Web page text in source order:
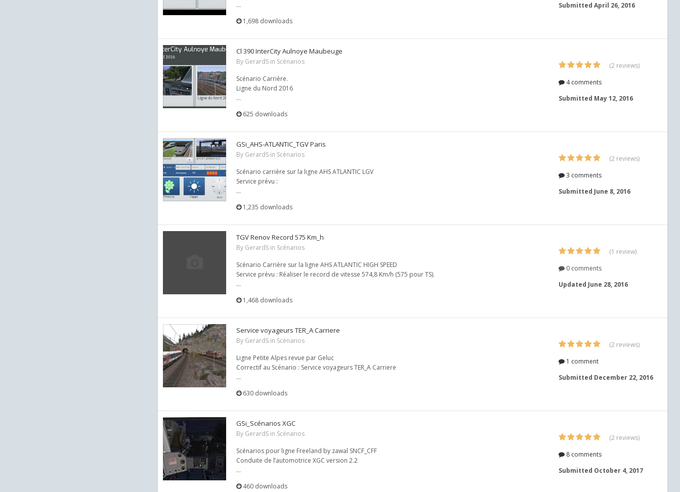
...
1,698 downloads
Submitted April 26, 2016
Cl 390 InterCity Aulnoye Maubeuge
By GerardS in Scénarios
Scénario Carrière.
Ligne du Nord 2016
...
625 downloads
(2 reviews)
4 comments
Submitted May 12, 2016
GSi_AHS-ATLANTIC_TGV Paris
By GerardS in Scénarios
Scénario carrière sur la ligne AHS ATLANTIC LGV
Service prévu :
...
1,235 downloads
(2 reviews)
3 comments
Submitted June 8, 2016
TGV Renov Record 575 Km_h
By GerardS in Scénarios
Scénario Carrière sur la ligne AHS ATLANTIC HIGH SPEED
Service prévu : Réaliser le record de vitesse 574,8 Km/h (575 pour TS).
...
1,468 downloads
(1 review)
0 comments
Updated June 28, 2016
Service voyageurs TER_A Carriere
By GerardS in Scénarios
Ligne Petite Alpes revue par Geluc
Correctif au Scénario : Service voyageurs TER_A Carriere
...
630 downloads
(2 reviews)
1 comment
Submitted December 22, 2016
GSi_Scénarios XGC
By GerardS in Scénarios
Scénarios pour ligne Freeland by zawal SNCF_CFF
Conduite de l’automotrice XGC version 2.2
...
460 downloads
(2 reviews)
8 comments
Submitted October 4, 2017